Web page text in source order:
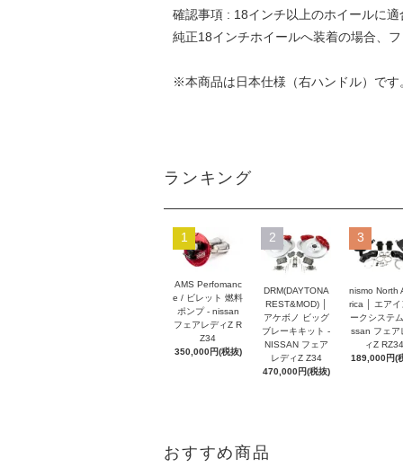
確認事項 : 18インチ以上のホイールに
純正18インチホイールへ装着の場合、
※本商品は日本仕様（右ハンドル）で
ランキング
1
AMS Perfomanc
e / ビレット 燃料
ポンプ - nissan
フェアレディZ R
Z34
350,000円(税抜)
2
DRM(DAYTONA
REST&MOD) │
アケボノ ビッグ
ブレーキキット -
NISSAN フェア
レディZ Z34
470,000円(税抜)
3
nismo North
rica │ エアイ
ークシステ
ssan フェア
ィZ RZ34
189,000円(
おすすめ商品